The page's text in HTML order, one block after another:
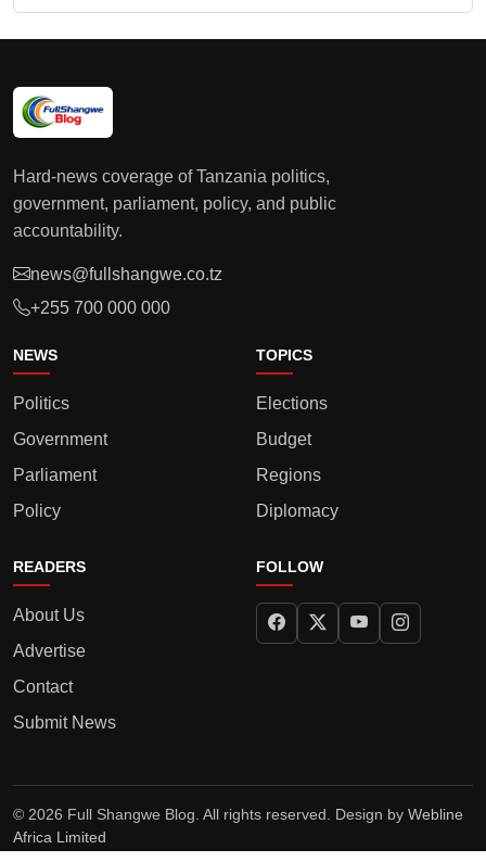
Hard-news coverage of Tanzania politics,
government, parliament, policy, and public
accountability.
news@fullshangwe.co.tz
+255 700 000 000
NEWS
Politics
Government
Parliament
Policy
TOPICS
Elections
Budget
Regions
Diplomacy
READERS
About Us
Advertise
Contact
Submit News
FOLLOW
© 2026 Full Shangwe Blog. All rights reserved. Design by Webline
Africa Limited